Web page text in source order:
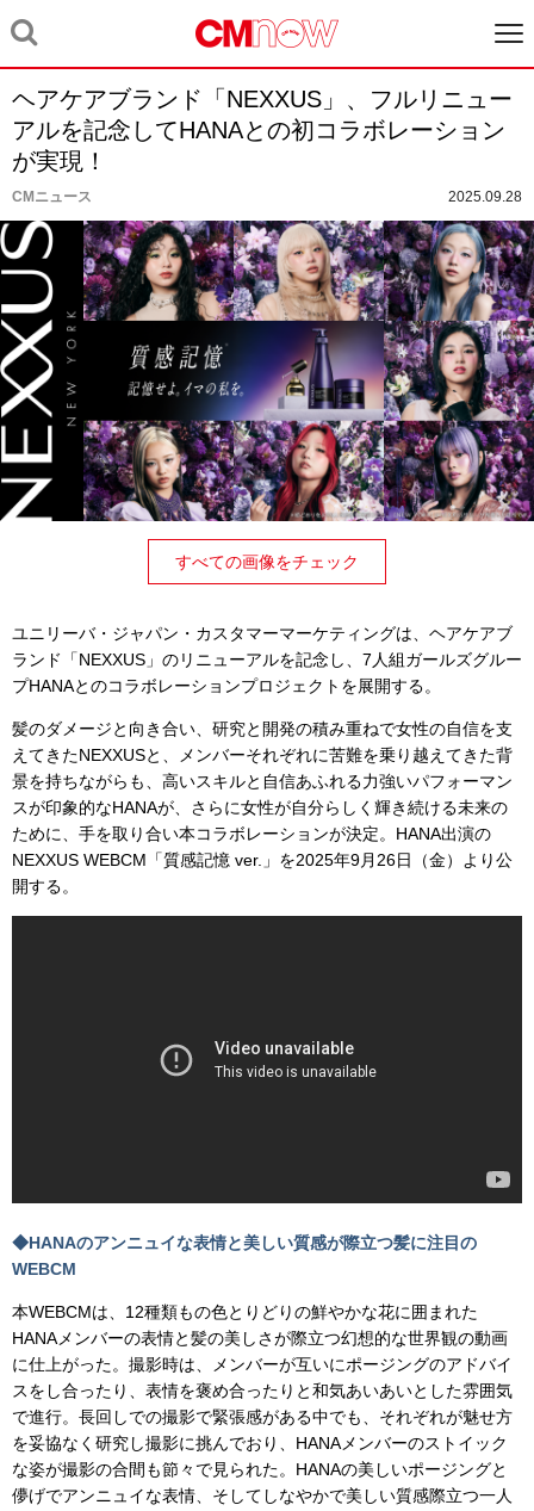
ヘアケアブランド「NEXXUS」、フルリニュー
アルを記念してHANAとの初コラボレーション
が実現！
CMニュース 2025.09.28
すべての画像をチェック
ユニリーバ・ジャパン・カスタマーマーケティングは、ヘアケアブ
ランド「NEXXUS」のリニューアルを記念し、7人組ガールズグルー
プHANAとのコラボレーションプロジェクトを展開する。
髪のダメージと向き合い、研究と開発の積み重ねで女性の自信を支
えてきたNEXXUSと、メンバーそれぞれに苦難を乗り越えてきた背
景を持ちながらも、高いスキルと自信あふれる力強いパフォーマン
スが印象的なHANAが、さらに女性が自分らしく輝き続ける未来の
ために、手を取り合い本コラボレーションが決定。HANA出演の
NEXXUS WEBCM「質感記憶 ver.」を2025年9月26日（金）より公
開する。
◆HANAのアンニュイな表情と美しい質感が際立つ髪に注目の
WEBCM
本WEBCMは、12種類もの色とりどりの鮮やかな花に囲まれた
HANAメンバーの表情と髪の美しさが際立つ幻想的な世界観の動画
に仕上がった。撮影時は、メンバーが互いにポージングのアドバイ
スをし合ったり、表情を褒め合ったりと和気あいあいとした雰囲気
で進行。長回しでの撮影で緊張感がある中でも、それぞれが魅せ方
を妥協なく研究し撮影に挑んでおり、HANAメンバーのストイック
な姿が撮影の合間も節々で見られた。HANAの美しいポージングと
儚げでアンニュイな表情、そしてしなやかで美しい質感際立つ一人